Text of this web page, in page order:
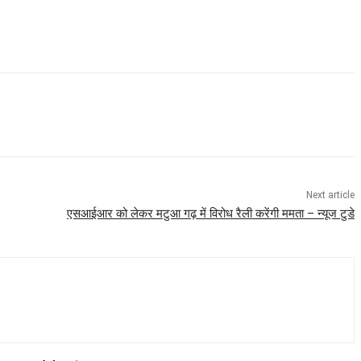
Next article
एसआईआर को लेकर मटुआ गढ़ में विरोध रैली करेंगी ममता – न्यूज टुडे